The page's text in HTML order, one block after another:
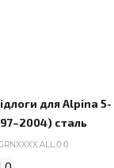
для Alpina 5-
сталь